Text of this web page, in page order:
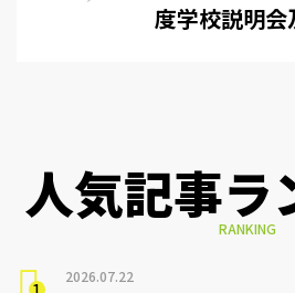
度学校説明会
人気記事ラ
RANKING
2026.07.22